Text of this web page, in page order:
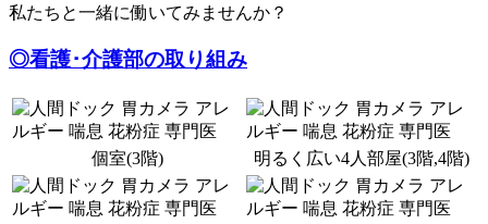
私たちと一緒に働いてみませんか？
◎看護･介護部の取り組み
個室(3階) 明るく広い4人部屋(3階,4階)